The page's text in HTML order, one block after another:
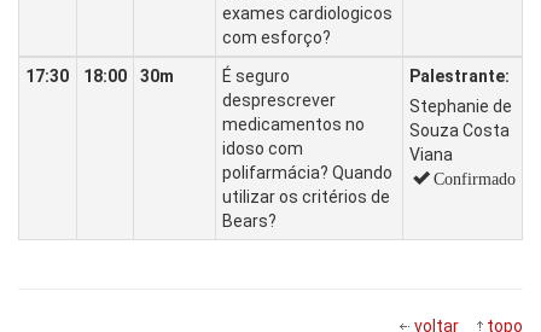
exames cardiologicos
com esforço?
17:30 18:00 30m
É seguro
desprescrever
medicamentos no
idoso com
polifarmácia? Quando
utilizar os critérios de
Bears?
Palestrante:
Stephanie de
Souza Costa
Viana
Confirmado
voltar topo